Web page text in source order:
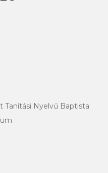
Tanítási Nyelvű Baptista